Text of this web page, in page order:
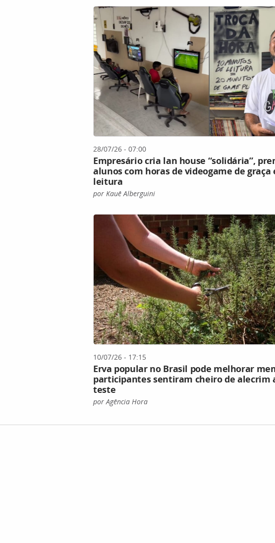
28/07/26 - 07:00
Empresário cria lan house “solidária”,
alunos com horas de videogame de
leitura
por Kauê Alberguini
10/07/26 - 17:15
Erva popular no Brasil pode melhorar
participantes sentiram cheiro de alecrim
teste
por Agência Hora